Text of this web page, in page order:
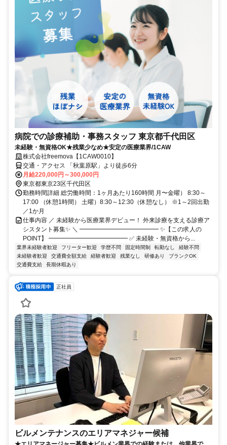
病院での診療補助・事務スタッフ 東京都千代田区
未経験・無資格OK★残業少なめ★安定の医療業界/1CAW
株式会社freemova【1CAW0010】
交通・アクセス 「秋葉原駅」より徒歩6分
月給220,000円～300,000円
東京都東京23区千代田区
勤務時間詳細 総労働時間：1ヶ月あたり160時間 月〜金曜） 8:30～
17:00 （休憩1時間） 土曜）8:30～12:30（休憩なし） ※1～2回出勤
／1か月
仕事内容 ／ 未経験から医療業界デビュー！ 外来診療を支える診療ア
シスタント募集✨ ＼ ━━━━━━━━━━━━━ ✨【この求人の
POINT】 ━━━━━━━━━━━━━ ✅ 未経験・無資格から...
業界未経験者歓迎 フリーター歓迎 学歴不問 固定時間制 転勤なし
経験不問
未経験者歓迎
交通費全額支給 経験者歓迎 残業なし 研修あり
ブランクOK
交通費支給
長期休暇あり
正社員
ビルメンテナンスのエリアマネジャー候補